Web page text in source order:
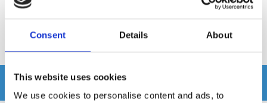
Consent Details About
This website uses cookies
We use cookies to personalise content and ads, to
Relaterade produkter